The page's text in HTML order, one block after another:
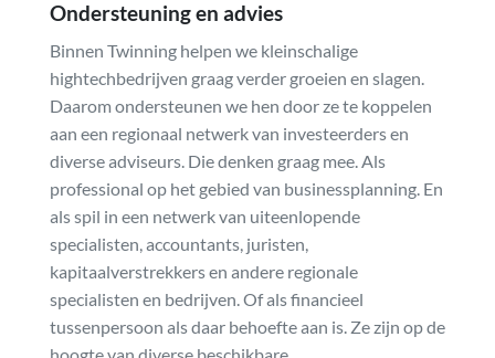
Ondersteuning en advies
Binnen Twinning helpen we kleinschalige
hightechbedrijven graag verder groeien en slagen.
Daarom ondersteunen we hen door ze te koppelen
aan een regionaal netwerk van investeerders en
diverse adviseurs. Die denken graag mee. Als
professional op het gebied van businessplanning. En
als spil in een netwerk van uiteenlopende
specialisten, accountants, juristen,
kapitaalverstrekkers en andere regionale
specialisten en bedrijven. Of als financieel
tussenpersoon als daar behoefte aan is. Ze zijn op de